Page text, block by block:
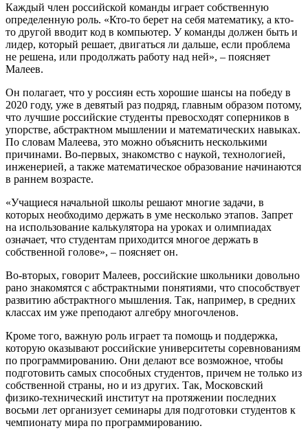
Каждый член российской команды играет собственную
определенную роль. «Кто-то берет на себя математику, а кто-
то другой вводит код в компьютер. У команды должен быть и
лидер, который решает, двигаться ли дальше, если проблема
не решена, или продолжать работу над ней», – поясняет
Малеев.
Он полагает, что у россиян есть хорошие шансы на победу в
2020 году, уже в девятый раз подряд, главным образом потому,
что лучшие российские студенты превосходят соперников в
упорстве, абстрактном мышлении и математических навыках.
По словам Малеева, это можно объяснить несколькими
причинами. Во-первых, знакомство с наукой, технологией,
инженерией, а также математическое образование начинаются
в раннем возрасте.
«Учащиеся начальной школы решают многие задачи, в
которых необходимо держать в уме несколько этапов. Запрет
на использование калькулятора на уроках и олимпиадах
означает, что студентам приходится многое держать в
собственной голове», – поясняет он.
Во-вторых, говорит Малеев, российские школьники довольно
рано знакомятся с абстрактными понятиями, что способствует
развитию абстрактного мышления. Так, например, в средних
классах им уже преподают алгебру многочленов.
Кроме того, важную роль играет та помощь и поддержка,
которую оказывают российские университеты соревнованиям
по программированию. Они делают все возможное, чтобы
подготовить самых способных студентов, причем не только из
собственной страны, но и из других. Так, Московский
физико-технический институт на протяжении последних
восьми лет организует семинары для подготовки студентов к
чемпионату мира по программированию.